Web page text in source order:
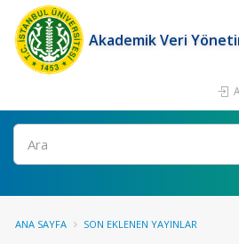
Akademik Veri
Ara
ANA SAYFA SON EKLENEN YAYINLAR